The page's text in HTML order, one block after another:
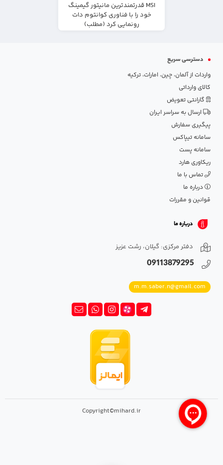
MSI قدرتمندترین مانیتور گیمینگ
خود را با فناوری کوانتوم دات
رونمایی کرد (مطلب)
دسترسی سریع
واردات از آلمان، چین، امارات، ترکیه
کالای وارداتی
گارانتی تعویض
ارسال به سراسر ایران
پیگیری سفارش
سامانه تیپاکس
سامانه پست
ریکاوری هارد
تماس با ما
درباره ما
قوانین و مقررات
درباره ما
دفتر مرکزی: گیلان، رشت عزیز
09113879295
m.m.saber.n@gmail.com
Copyright©mihard.ir